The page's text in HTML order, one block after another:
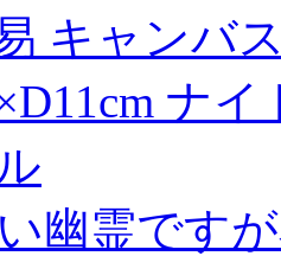
キャンバ
ナ
幽霊です